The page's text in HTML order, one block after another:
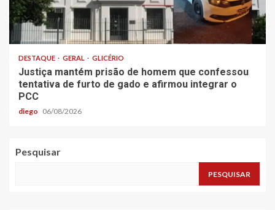
DESTAQUE GERAL GLICÉRIO
Justiça mantém prisão de homem que confessou
tentativa de furto de gado e afirmou integrar o
PCC
diego 06/08/2026
Pesquisar
PESQUISAR